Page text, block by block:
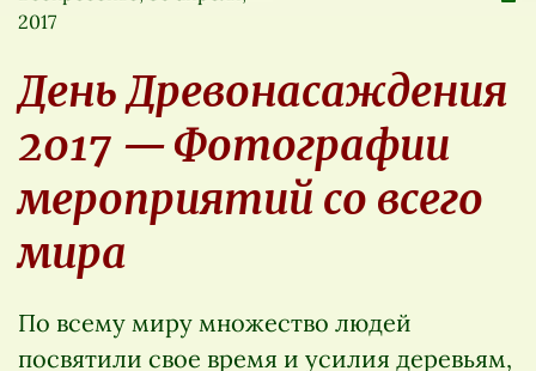
2017
День Древонасаждения
2017 — Фотографии
мероприятий со всего
мира
По всему миру множество людей
посвятили свое время и усилия деревьям,